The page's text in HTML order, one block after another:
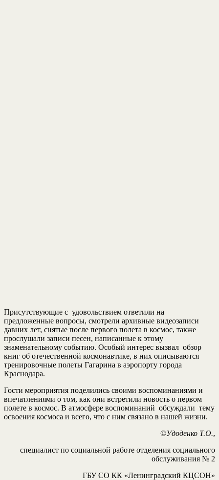
Присутствующие с удовольствием ответили на
предложенные вопросы, смотрели архивные видеозаписи
давних лет, снятые после первого полета в космос, также
прослушали записи песен, написанные к этому
знаменательному событию. Особый интерес вызвал обзор
книг об отечественной космонавтике, в них описываются
тренировочные полеты Гагарина в аэропорту города
Краснодара.
Гости мероприятия поделились своими воспоминаниями и
впечатлениями о том, как они встретили новость о первом
полете в космос. В атмосфере воспоминаний обсуждали тему
освоения космоса и всего, что с ним связано в нашей жизни.
©Удоденко Т.О.,
специалист по социальной работе отделения социального
обслуживания № 2
ГБУ СО КК «Ленинградский КЦСОН»